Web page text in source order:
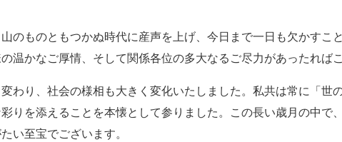
のものともつかぬ時代に産声を上げ、今日まで一日も欠かすこ
温かなご厚情、そして関係各位の多大なるご尽力があったれば
わり、社会の様相も大きく変化いたしました。私共は常に「世
りを添えることを本懐として参りました。この長い歳月の中で
い至宝でございます。